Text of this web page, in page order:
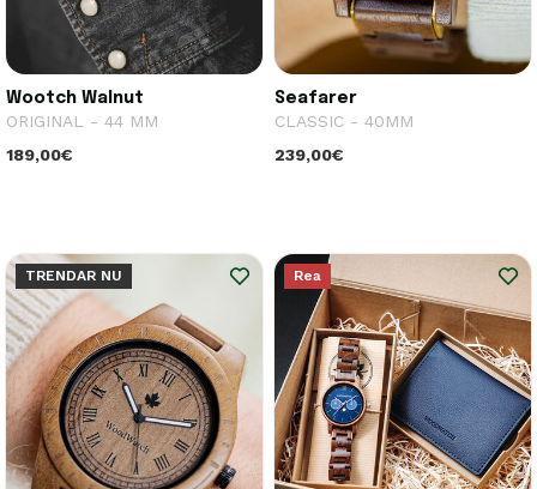
Wootch Walnut
ORIGINAL - 44 MM
189,00€
Seafarer
CLASSIC - 40MM
239,00€
TRENDAR NU Rea